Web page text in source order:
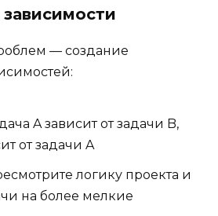
— создание
A зависит от задачи B,
от задачи A
логику проекта и
на более мелкие